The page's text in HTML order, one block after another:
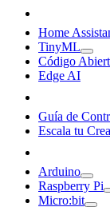
Home
TinyML
Código
Edge AI
Guía de
Escala tu
Arduino
Raspberry Pi
Micro:bit